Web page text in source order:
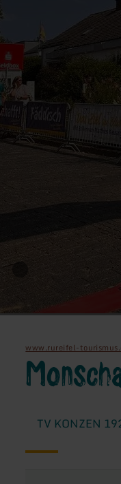
www.rureifel-
TV KONZEN